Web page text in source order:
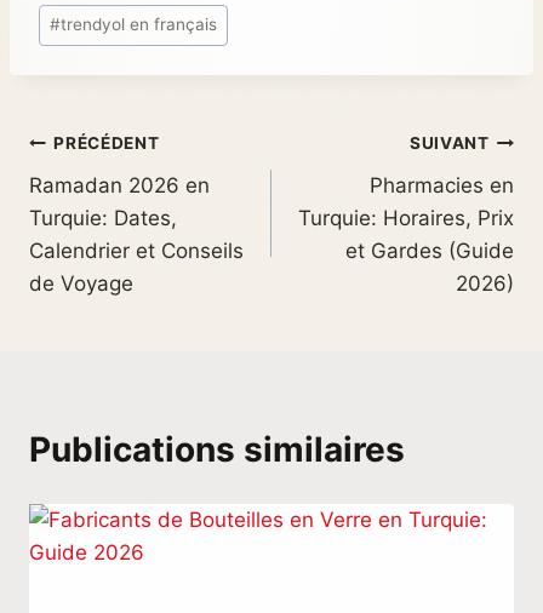
#trendyol en français
PRÉCÉDENT
Ramadan 2026 en
Turquie: Dates,
Calendrier et Conseils
de Voyage
SUIVANT
Pharmacies en
Turquie: Horaires, Prix
et Gardes (Guide
2026)
Publications similaires